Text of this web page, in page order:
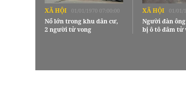
XÃ HỘI 01/01/1970 07:00:00
Nổ lớn trong khu dân cư,
2 người tử vong
XÃ HỘI 01/01/
Người đàn
bị ô tô đâm tử